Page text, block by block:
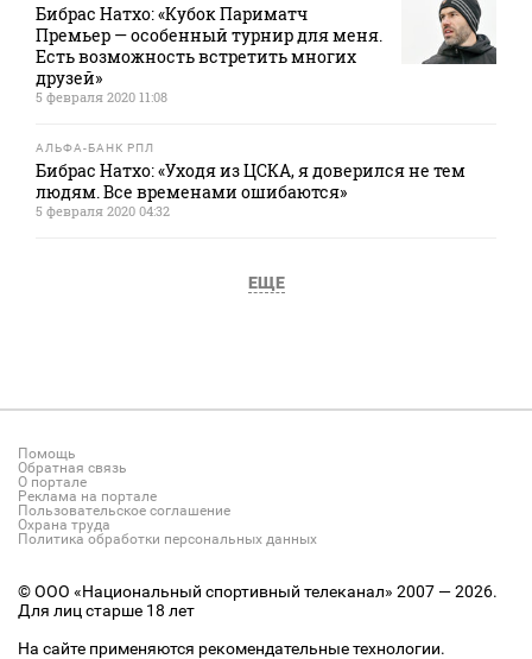
Бибрас Натхо: «Кубок Париматч
Премьер — особенный турнир для меня.
Есть возможность встретить многих
друзей»
5 февраля 2020 11:08
АЛЬФА-БАНК РПЛ
Бибрас Натхо: «Уходя из ЦСКА, я доверился не тем
людям. Все временами ошибаются»
5 февраля 2020 04:32
ЕЩЕ
Помощь
Обратная связь
О портале
Реклама на портале
Пользовательское соглашение
Охрана труда
Политика обработки персональных данных
© ООО «Национальный спортивный телеканал» 2007 — 2026.
Для лиц старше 18 лет
На сайте применяются рекомендательные технологии.